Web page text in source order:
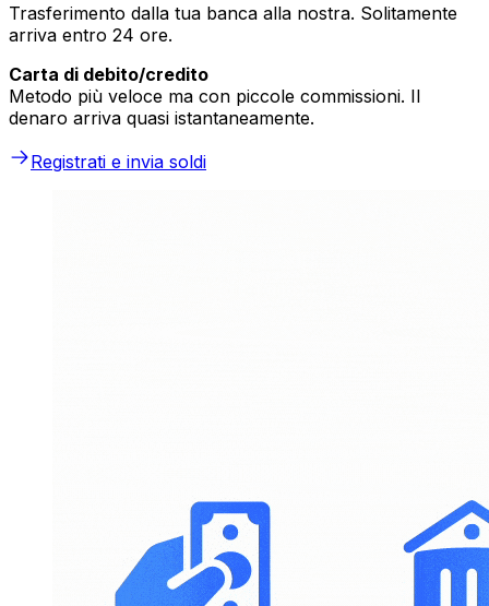
Trasferimento dalla tua banca alla nostra. Solitamente
arriva entro 24 ore.
Carta di debito/credito
Metodo più veloce ma con piccole commissioni. Il
denaro arriva quasi istantaneamente.
Registrati e invia soldi